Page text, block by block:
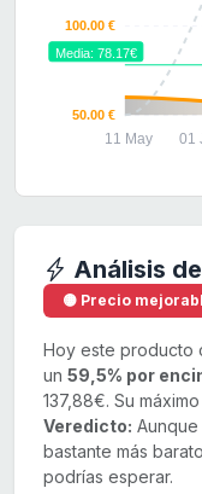
100.00 €
50.00 €
11 May 01
Media: 78.17€
Análisis
🟡 Precio
Hoy este producto
un 59,5% por
137,88€. Su
Veredicto:
bastante más
podrías esperar.